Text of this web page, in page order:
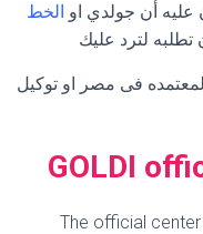
عليه أن جولدي او الخط
لترد عليك
فى مصر او توكيل
GOLDI
The official